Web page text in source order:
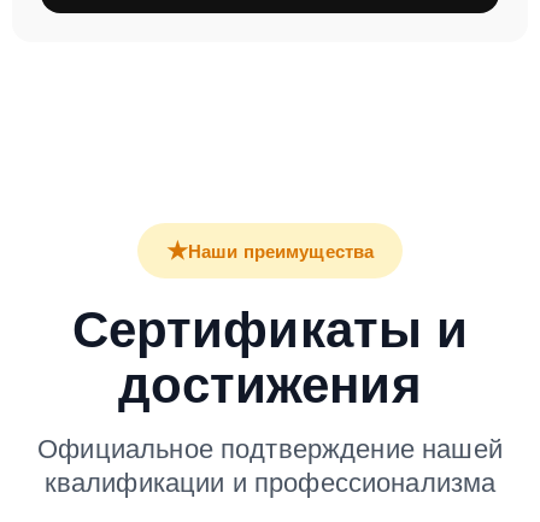
★Наши преимущества
Сертификаты и
достижения
Официальное подтверждение нашей
квалификации и профессионализма